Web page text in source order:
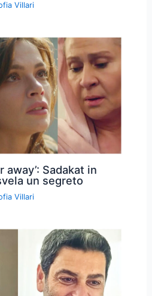
Villari
away’: Sadakat in
un segreto
Villari